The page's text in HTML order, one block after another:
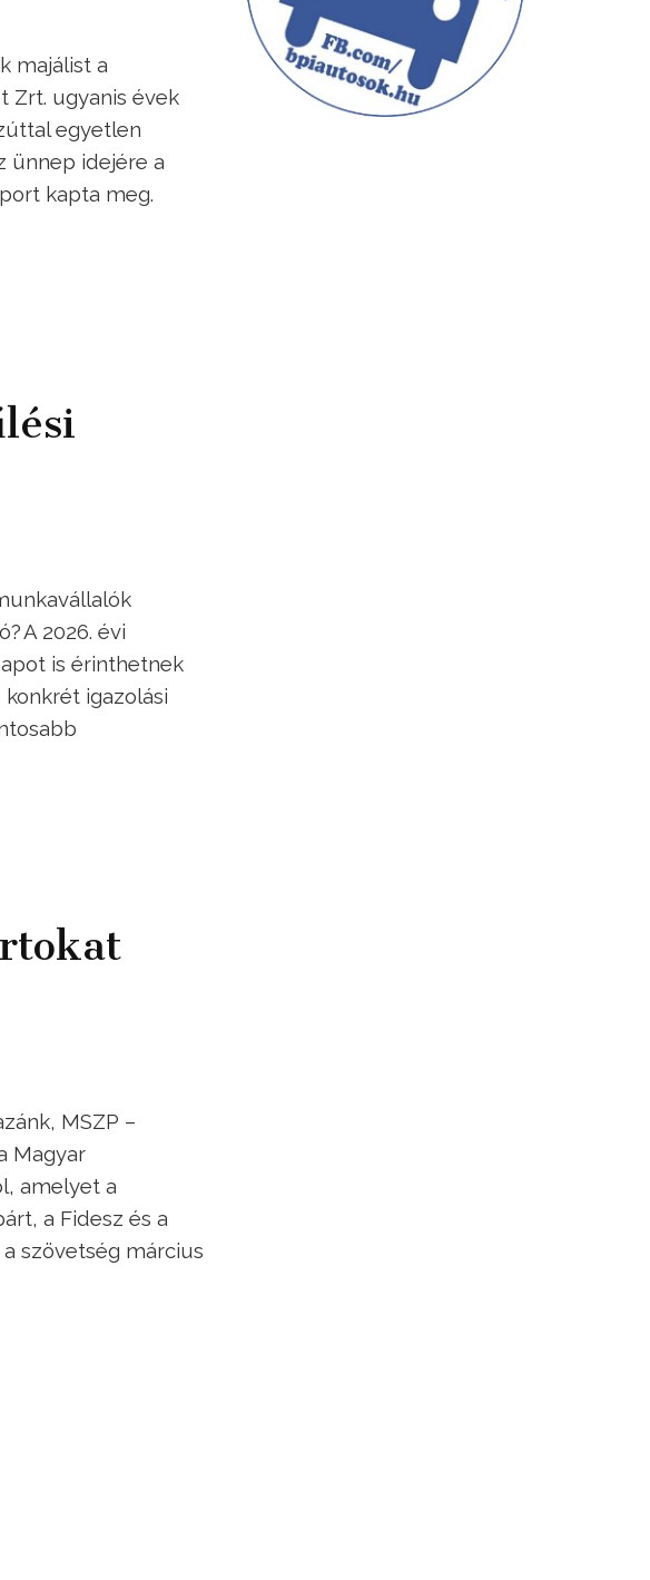
majálist a
Zrt. ugyanis évek
egyetlen
ünnep idejére a
kapta meg.
A 2026. évi
is érinthetnek
igazolási
MSZP –
Magyar
amelyet a
a Fidesz és a
szövetség március